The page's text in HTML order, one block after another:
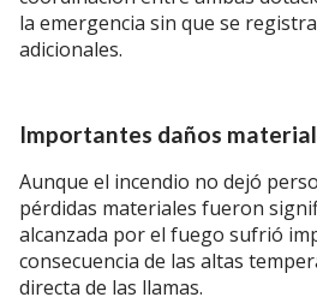
la emergencia sin que se
adicionales.
Importantes daños
Aunque el incendio no dejó
pérdidas materiales fueron
alcanzada por el fuego sufrió
consecuencia de las altas
directa de las llamas.